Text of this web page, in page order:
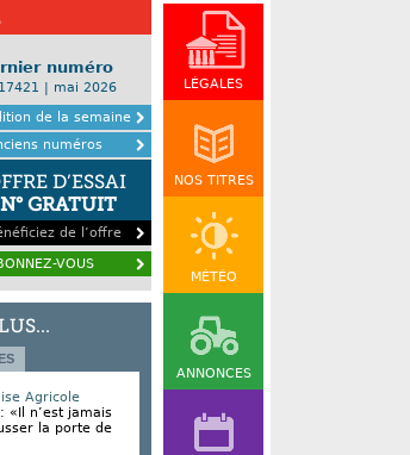
LÉGALES
NOS TITRES
MÉTÉO
ANNONCES
numéro
| mai 2026
de la semaine
numéros
D’ESSAI
GRATUIT
de l’offre
VOUS
Agricole
«Il n’est jamais
la porte de